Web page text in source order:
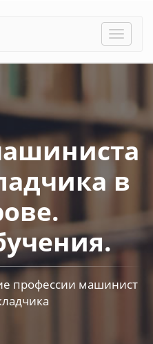
Toggle
в
профессии машинист